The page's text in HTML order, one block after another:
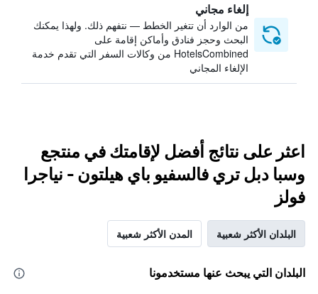
إلغاء مجاني
من الوارد أن تتغير الخطط — نتفهم ذلك. ولهذا يمكنك
البحث وحجز فنادق وأماكن إقامة على
HotelsCombined من وكالات السفر التي تقدم خدمة
الإلغاء المجاني
اعثر على نتائج أفضل لإقامتك في منتجع
وسبا دبل تري فالسفيو باي هيلتون - نياجرا
فولز
البلدان الأكثر شعبية المدن الأكثر شعبية
البلدان التي يبحث عنها مستخدمونا